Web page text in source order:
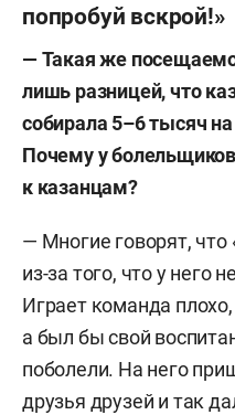
попробуй вскрой!»
— Такая же
лишь разницей, что
собирала 5–6 тысяч
Почему у
к казанцам?
— Многие говорят, что
из-за того, что у него
Играет команда
а был бы свой
поболели. На него
друзья друзей и так